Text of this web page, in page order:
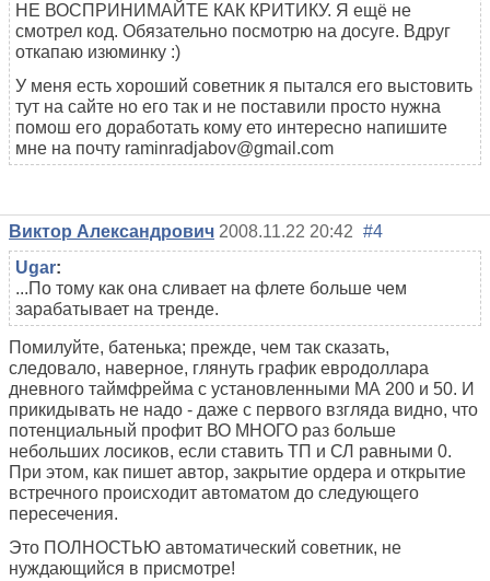
НЕ ВОСПРИНИМАЙТЕ КАК КРИТИКУ. Я ещё не
смотрел код. Обязательно посмотрю на досуге. Вдруг
откапаю изюминку :)
У меня есть хороший советник я пытался его выстовить
тут на сайте но его так и не поставили просто нужна
помош его доработать кому ето интересно напишите
мне на почту raminradjabov@gmail.com
Виктор Александрович 2008.11.22 20:42 #4
Ugar:
...По тому как она сливает на флете больше чем
зарабатывает на тренде.
Помилуйте, батенька; прежде, чем так сказать,
следовало, наверное, глянуть график евродоллара
дневного таймфрейма с установленными МА 200 и 50. И
прикидывать не надо - даже с первого взгляда видно, что
потенциальный профит ВО МНОГО раз больше
небольших лосиков, если ставить ТП и СЛ равными 0.
При этом, как пишет автор, закрытие ордера и открытие
встречного происходит автоматом до следующего
пересечения.
Это ПОЛНОСТЬЮ автоматический советник, не
нуждающийся в присмотре!